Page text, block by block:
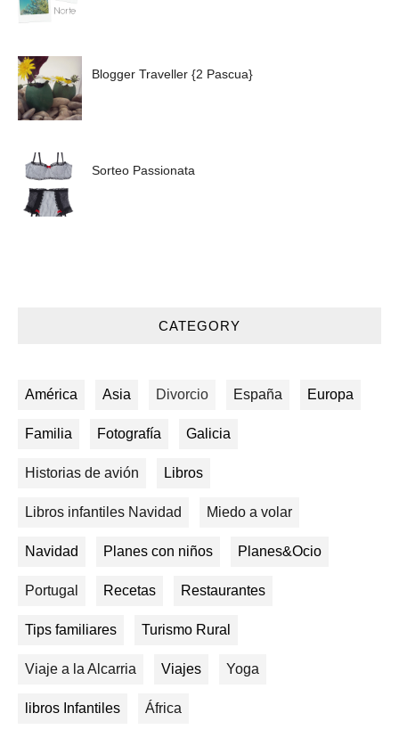
Blogger Traveller {2 Pascua}
Sorteo Passionata
CATEGORY
América Asia Divorcio España Europa
Familia Fotografía Galicia
Historias de avión Libros
Libros infantiles Navidad Miedo a volar
Navidad Planes con niños Planes&Ocio
Portugal Recetas Restaurantes
Tips familiares Turismo Rural
Viaje a la Alcarria Viajes Yoga
libros Infantiles África